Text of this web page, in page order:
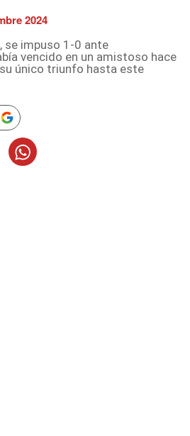
2024
se impuso 1-0 ante
vencido en un amistoso hace
único triunfo hasta este